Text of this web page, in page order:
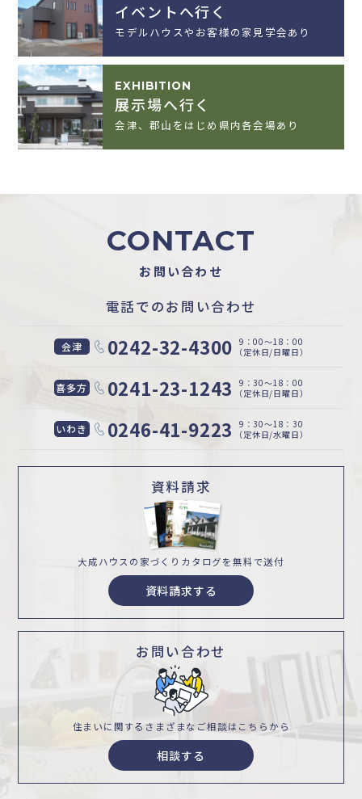
イベントへ行く
モデルハウスやお客様の家見学会あり
EXHIBITION
展示場へ行く
会津、郡山をはじめ県内各会場あり
CONTACT
お問い合わせ
電話でのお問い合わせ
会津 0242-32-4300 9：00〜18：00
（定休日/日曜日）
喜多方 0241-23-1243
9：30〜18：00
（定休日/日曜日）
いわき 0246-41-9223
9：30〜18：30
（定休日/水曜日）
資料請求
大成ハウスの家づくり カタログを無料で送付
資料請求する
お問い合わせ
住まいに関するさまざまな ご相談はこちらから
相談する